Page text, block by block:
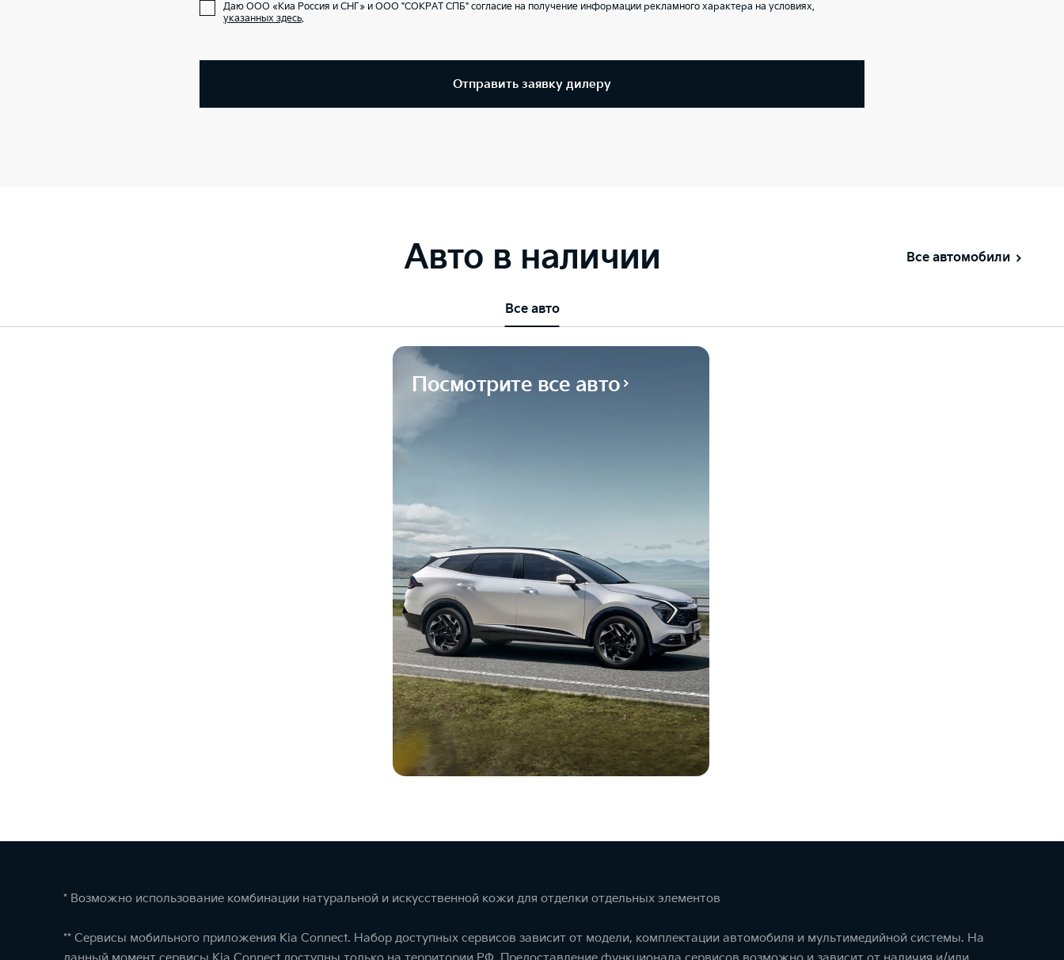
Даю ООО «Киа Россия и СНГ» и ООО "СОКРАТ СПБ" согласие на получение информации рекламного характера на условиях,
указанных здесь.
Отправить заявку дилеру
Авто в наличии Все автомобили
Все авто
Посмотрите все авто
* Возможно использование комбинации натуральной и искусственной кожи для отделки отдельных элементов
** Сервисы мобильного приложения Kia Connect. Набор доступных сервисов зависит от модели, комплектации автомобиля и мультимедийной системы. На